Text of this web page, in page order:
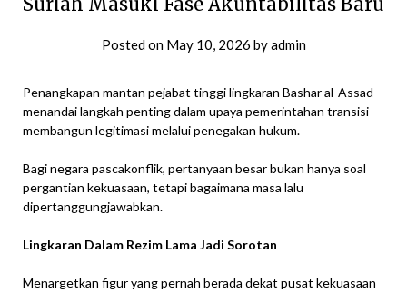
Posted on May 10, 2026 byadmin
Penangkapan mantan pejabat tinggi lingkaran Bashar al-Assad
menandai langkah penting dalam upaya pemerintahan transisi
membangun legitimasi melalui penegakan hukum.
Bagi negara pascakonflik, pertanyaan besar bukan hanya soal
pergantian kekuasaan, tetapi bagaimana masa lalu
dipertanggungjawabkan.
Lingkaran Dalam Rezim Lama Jadi Sorotan
Menargetkan figur yang pernah berada dekat pusat kekuasaan